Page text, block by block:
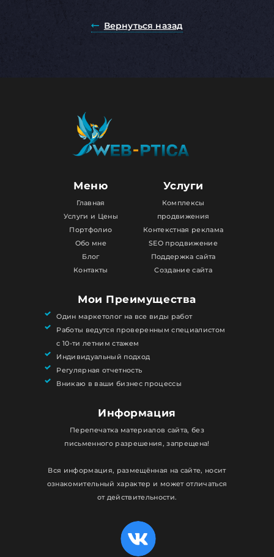
Вернуться назад
Меню
Главная
Услуги и Цены
Портфолио
Обо мне
Блог
Контакты
Услуги
Комплексы
продвижения
Контекстная реклама
SEO продвижение
Поддержка сайта
Создание сайта
Мои Преимущества
Один маркетолог на все виды работ
Работы ведутся проверенным специалистом
с 10-ти летним стажем
Индивидуальный подход
Регулярная отчетность
Вникаю в ваши бизнес процессы
Информация
Перепечатка материалов сайта, без
письменного разрешения, запрещена!
Вся информация, размещённая на сайте, носит
ознакомительный характер и может отличаться
от действительности.